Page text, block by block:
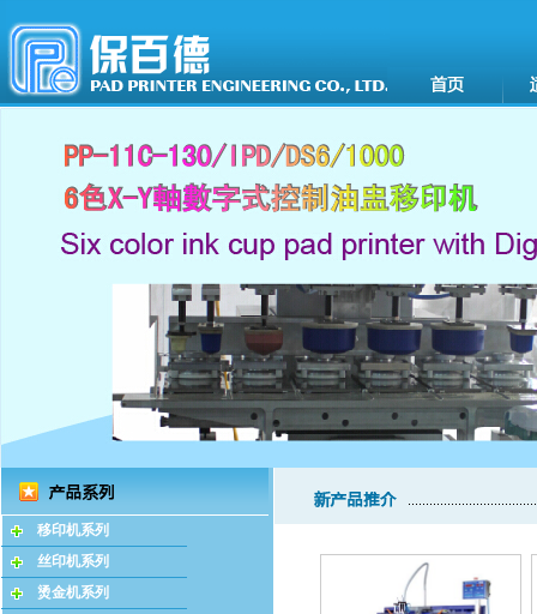
移印机系列
丝印机系列
烫金机系列